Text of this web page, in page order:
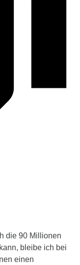
die 90 Millionen
bleibe ich bei
einen